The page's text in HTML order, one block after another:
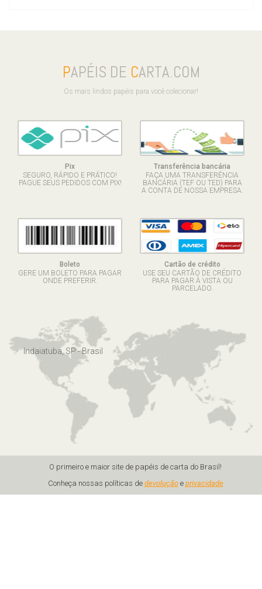
PAPÉIS DE CARTA.COM
Os mais lindos papéis para você colecionar!
Pix
SEGURO, RÁPIDO E PRÁTICO!
PAGUE SEUS PEDIDOS COM PIX!
Transferência bancária
FAÇA UMA TRANSFERÊNCIA
BANCÁRIA (TEF OU TED) PARA
A CONTA DE NOSSA EMPRESA.
Boleto
GERE UM BOLETO PARA PAGAR
ONDE PREFERIR.
Cartão de crédito
USE SEU CARTÃO DE CRÉDITO
PARA PAGAR À VISTA OU
PARCELADO.
Indaiatuba, SP - Brasil
O primeiro e maior site de papéis de carta do Brasil!
Conheça nossas políticas de devoluçãoe privacidade